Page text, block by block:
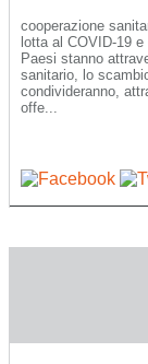
cooperazione
lotta al COVID-19
Paesi stanno
sanitario, lo
condivideranno,
offe...